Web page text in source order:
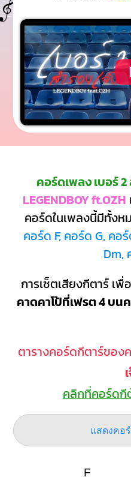
คอร์ดเพลง เบอร์ 2
LEGENDBOY ft.OZH
คอร์ดในเพลงนี้มีทั้งห
คอร์ด F, คอร์ด G, คอ
Dm,
การเซ็ตเสียงกีตาร์ เพื่
คาดคาโป้ที่เฟรต 4 บน
ตารางคอร์ดกีตาร์ของ
คลิกที่คอร์ดกี
แสดงคอ
F